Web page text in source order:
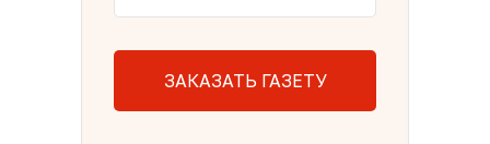
ЗАКАЗАТЬ ГАЗЕТУ